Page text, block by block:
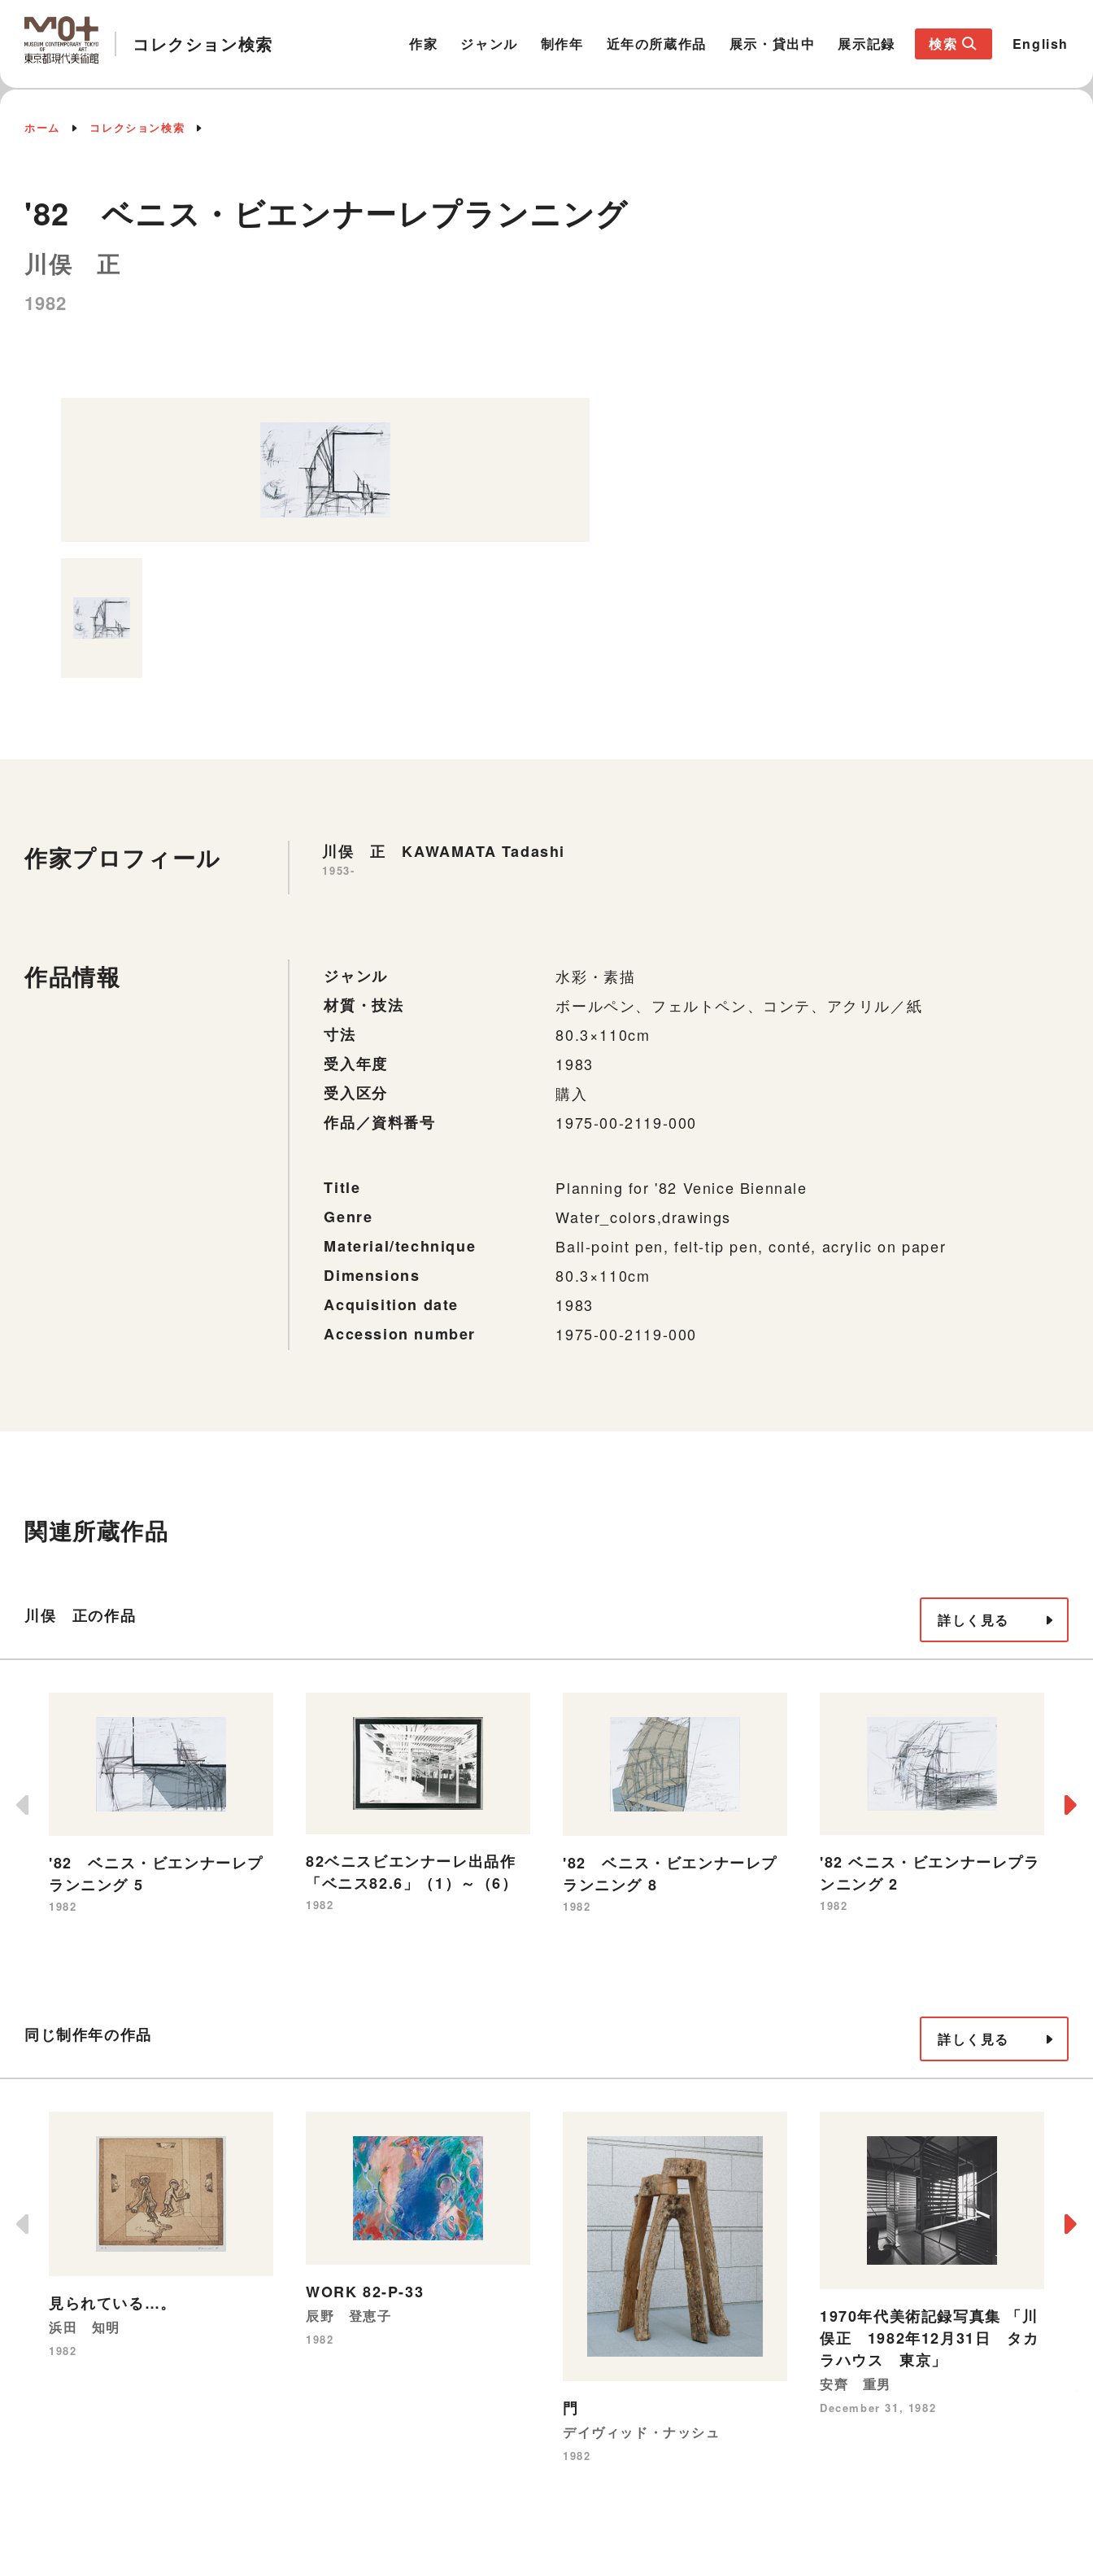
コレクション検索 作家 ジャンル 制作年 近年の所蔵作品 展示・貸出中 展示記録 検索 English
ホーム コレクション検索
'82 ベニス・ビエンナーレプランニング
川俣 正
1982
作家プロフィール 川俣 正 KAWAMATA Tadashi
1953-
作品情報 ジャンル
水彩・素描
材質・技法
ボールペン、フェルトペン、コンテ、アクリル／紙
寸法
80.3×110cm
受入年度
1983
受入区分
購入
作品／資料番号
1975-00-2119-000
Title
Planning for '82 Venice Biennale
Genre
Water_colors,drawings
Material/technique
Ball-point pen, felt-tip pen, conté, acrylic on paper
Dimensions
80.3×110cm
Acquisition date
1983
Accession number
1975-00-2119-000
関連所蔵作品
川俣 正の作品 詳しく見る
'82 ベニス・ビエンナーレプ
ランニング 5
1982
82ベニスビエンナーレ出品作
「ベニス82.6」（1）～（6）
1982
'82 ベニス・ビエンナーレプ
ランニング 8
1982
'82 ベニス・ビエンナーレプラ
ンニング 2
1982
同じ制作年の作品 詳しく見る
見られている…。
浜田 知明
1982
WORK 82-P-33
辰野 登恵子
1982
門
デイヴィッド・ナッシュ
1982
1970年代美術記録写真集 「川
俣正 1982年12月31日 タカ
ラハウス 東京」
安齊 重男
December 31, 1982